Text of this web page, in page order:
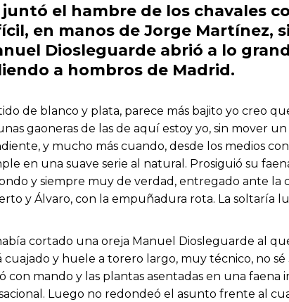
juntó el hambre de los chavales
en manos de Jorge Martínez,
Diosleguarde abrió a lo
a hombros de Madrid.
de blanco y plata, parece más bajito yo creo
gaoneras de las de aquí estoy yo, sin mover
y mucho más cuando, desde los medios
en una suave serie al natural. Prosiguió su
y siempre muy de verdad, entregado ante la
y Álvaro, con la empuñadura rota. La soltaría
cortado una oreja Manuel Diosleguarde al
cuajado y huele a torero largo, muy técnico, no
con mando y las plantas asentadas en una
Luego no redondeó el asunto frente al